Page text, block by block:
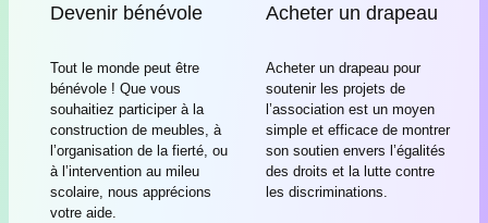
Devenir bénévole
Tout le monde peut être
bénévole ! Que vous
souhaitiez participer à la
construction de meubles, à
l’organisation de la fierté, ou
à l’intervention au mileu
scolaire, nous apprécions
votre aide.
Acheter un drapeau
Acheter un drapeau pour
soutenir les projets de
l’association est un moyen
simple et efficace de montrer
son soutien envers l’égalités
des droits et la lutte contre
les discriminations.